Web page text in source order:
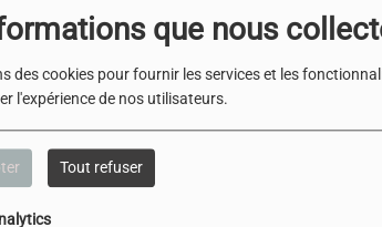
que nous
des cookies pour fournir les services et les
l'expérience de nos utilisateurs.
Tout refuser